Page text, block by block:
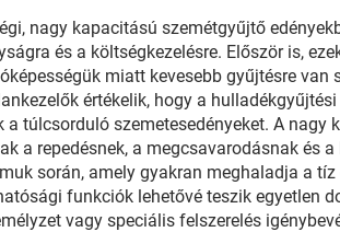
nagy kapacitású szemétgyűjtő
és a költségkezelésre. Először is,
miatt kevesebb gyűjtésre
értékelik, hogy a
a túlcsorduló szemetesedényeket. A
a repedésnek, a megcsavarodásnak és
során, amely gyakran meghaladja a
funkciók lehetővé teszik egyetlen
vagy speciális felszerelés